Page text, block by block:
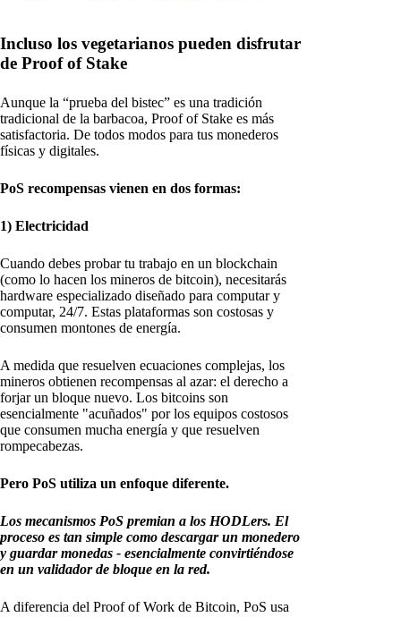
Incluso los vegetarianos pueden disfrutar
de Proof of Stake
Aunque la “prueba del bistec” es una tradición
tradicional de la barbacoa, Proof of Stake es más
satisfactoria. De todos modos para tus monederos
físicas y digitales.
PoS recompensas vienen en dos formas:
1) Electricidad
Cuando debes probar tu trabajo en un blockchain
(como lo hacen los mineros de bitcoin), necesitarás
hardware especializado diseñado para computar y
computar, 24/7. Estas plataformas son costosas y
consumen montones de energía.
A medida que resuelven ecuaciones complejas, los
mineros obtienen recompensas al azar: el derecho a
forjar un bloque nuevo. Los bitcoins son
esencialmente "acuñados" por los equipos costosos
que consumen mucha energía y que resuelven
rompecabezas.
Pero PoS utiliza un enfoque diferente.
Los mecanismos PoS premian a los HODLers. El
proceso es tan simple como descargar un monedero
y guardar monedas - esencialmente convirtiéndose
en un validador de bloque en la red.
A diferencia del Proof of Work de Bitcoin, PoS usa